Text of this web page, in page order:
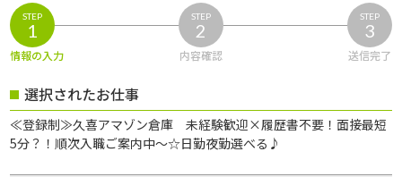
STEP
1
情報の入力
STEP
2
内容確認
STEP
3
送信完了
選択されたお仕事
≪登録制≫久喜アマゾン倉庫 未経験歓迎×履歴書不要！面接最短
5分？！順次入職ご案内中～☆日勤夜勤選べる♪